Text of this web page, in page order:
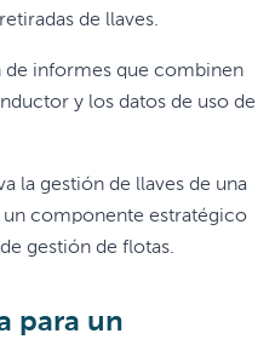
de llaves.
informes que combinen
y los datos de uso de
la gestión de llaves de una
un componente estratégico
gestión de flotas.
para un